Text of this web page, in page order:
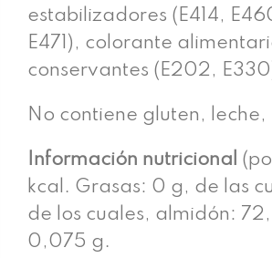
estabilizadores (E414,
E471), colorante
conservantes (E202,
No contiene gluten,
Información nutricional
kcal. Grasas: 0 g, de las
de los cuales, almidón:
0,075 g.